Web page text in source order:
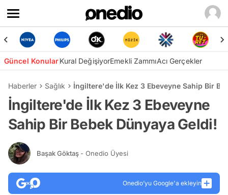
Güncel KonularKural DeğişiyorEmekli ZammıAcı Gerçekler
Haberler Sağlık İngiltere'de İlk Kez 3 Ebeveyne Sahip Bir
İngiltere'de İlk Kez 3 Ebeveyne
Sahip Bir Bebek Dünyaya Geldi!
Başak Göktaş - Onedio Üyesi
Onedio’yu Google'a ekleyin